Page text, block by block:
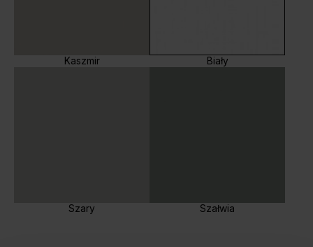
Kaszmir Biały
Szary Szałwia